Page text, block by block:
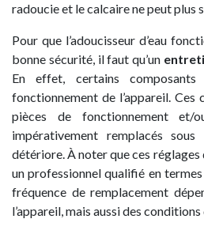
radoucie et le calcaire ne peut plus
Pour que l’adoucisseur d’eau
bonne sécurité, il faut qu’un
En effet, certains
fonctionnement de l’appareil. Ces
pièces de fonctionnement et/
impérativement remplacés
détériore. À noter que ces
un professionnel qualifié en
fréquence de remplacement
l’appareil, mais aussi des